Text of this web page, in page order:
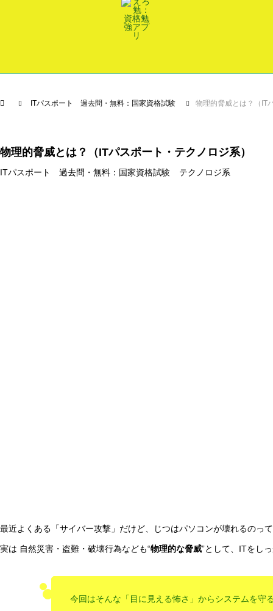
ITパスポート 過去問・無料：国家資格試験 物理的脅威とは？（IT
物理的脅威とは？（ITパスポート・テクノロジ系）
ITパスポート 過去問・無料：国家資格試験 テクノロジ系
最近よくある「サイバー攻撃」だけど、じつはパソコンが壊れるのっ
実は 自然災害・盗難・破壊行為なども“物理的な脅威”として、ITをし
今回はそんな「目に見える怖さ」からシステムを守